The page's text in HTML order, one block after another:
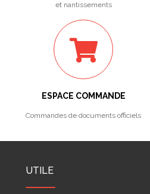
et nantissements
ESPACE COMMANDE
Commandes de documents officiels
UTILE